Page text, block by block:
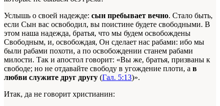
Услышь о своей надежде: сын пребывает вечно. Стало быть,
если Сын вас освободил, вы поистине будете свободными. В
этом наша надежда, братья, что мы будем освобождены
Свободным, и, освобождая, Он сделает нас рабами: ибо мы
были рабами похоти, а по освобождении станем рабами
милости. Так и апостол говорит: «Вы же, братья, призваны к
свободе; но не отдавайте свободу в угождение плоти, а в
любви служите друг другу (Гал. 5:13)».
Итак, да не говорит христианин: